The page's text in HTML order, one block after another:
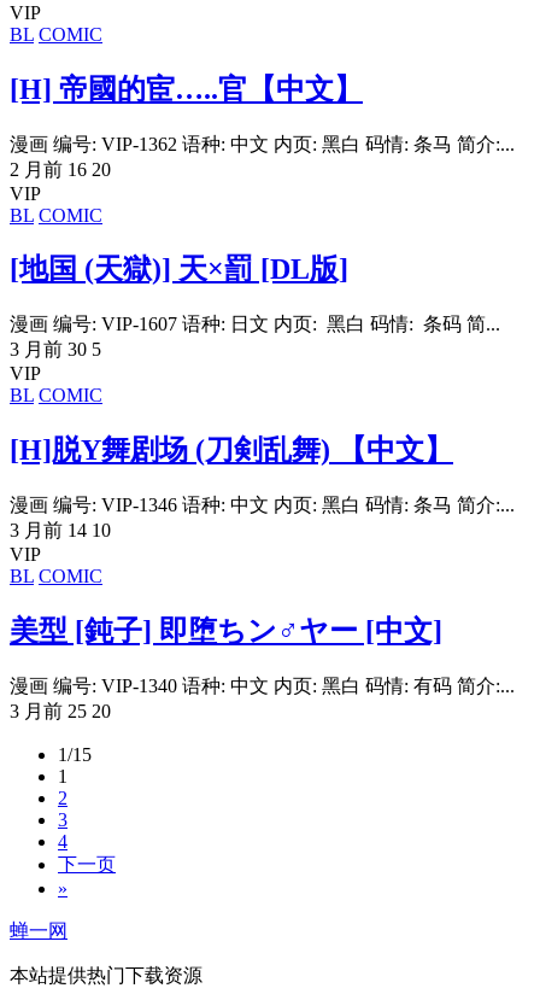
VIP
BL COMIC
[H] 帝國的宦…..官【中文】
漫画 编号: VIP-1362 语种: 中文 内页: 黑白 码情: 条马 简介:...
2 月前 16 20
VIP
BL COMIC
[地国 (天獄)] 天×罰 [DL版]
漫画 编号: VIP-1607 语种: 日文 内页: 黑白 码情: 条码 简...
3 月前 30 5
VIP
BL COMIC
[H]脱Y舞剧场 (刀剣乱舞) 【中文】
漫画 编号: VIP-1346 语种: 中文 内页: 黑白 码情: 条马 简介:...
3 月前 14 10
VIP
BL COMIC
美型 [鈍子] 即堕ちン♂ヤー [中文]
漫画 编号: VIP-1340 语种: 中文 内页: 黑白 码情: 有码 简介:...
3 月前 25 20
1/15
1
2
3
4
下一页
»
蝉一网
本站提供热门下载资源